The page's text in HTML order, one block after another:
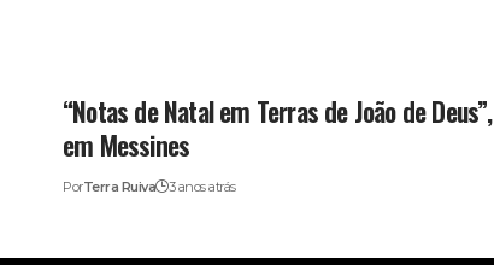
“Notas de Natal em Terras de João de Deus”,
em Messines
PorTerra Ruiva 3 anos atrás